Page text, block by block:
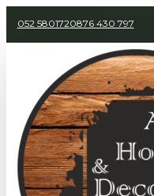
052 5801720876 430 797